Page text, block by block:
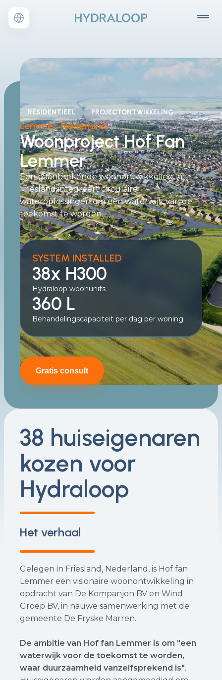
RESIDENTIEEL PROJECTONTWIKKELING
Lemmer, Nederland
Woonproject Hof Fan
Lemmer
Een baanbrekende woonontwikkeling in
Friesland integreert circulaire
wateroplossingen om een waterwijk van de
toekomst te worden.
SYSTEM INSTALLED
38x H300
Hydraloop woonunits
360 L
Behandelingscapaciteit per dag per woning
Gratis consult
38 huiseigenaren
kozen voor
Hydraloop
Het verhaal
Gelegen in Friesland, Nederland, is Hof fan
Lemmer een visionaire woonontwikkeling in
opdracht van De Kompanjon BV en Wind
Groep BV, in nauwe samenwerking met de
gemeente De Fryske Marren.
De ambitie van Hof fan Lemmer is om "een
waterwijk voor de toekomst te worden,
waar duurzaamheid vanzelfsprekend is".